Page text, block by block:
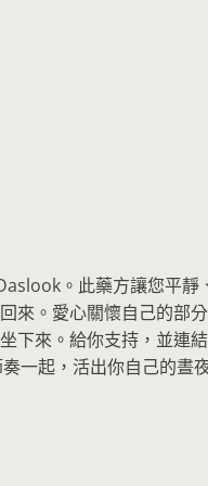
。此藥方讓您平靜
來。愛心關懷自己的部
下來。給你支持，並連
一起，活出你自己的晝